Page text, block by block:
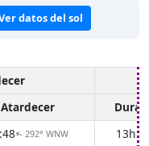
datos del sol
Atardecer
↑ 292° WNW
13h